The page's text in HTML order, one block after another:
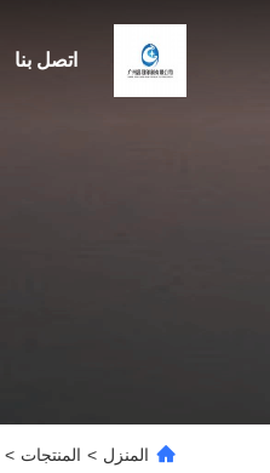
اتصل بنا
المنزل > المنتجات >